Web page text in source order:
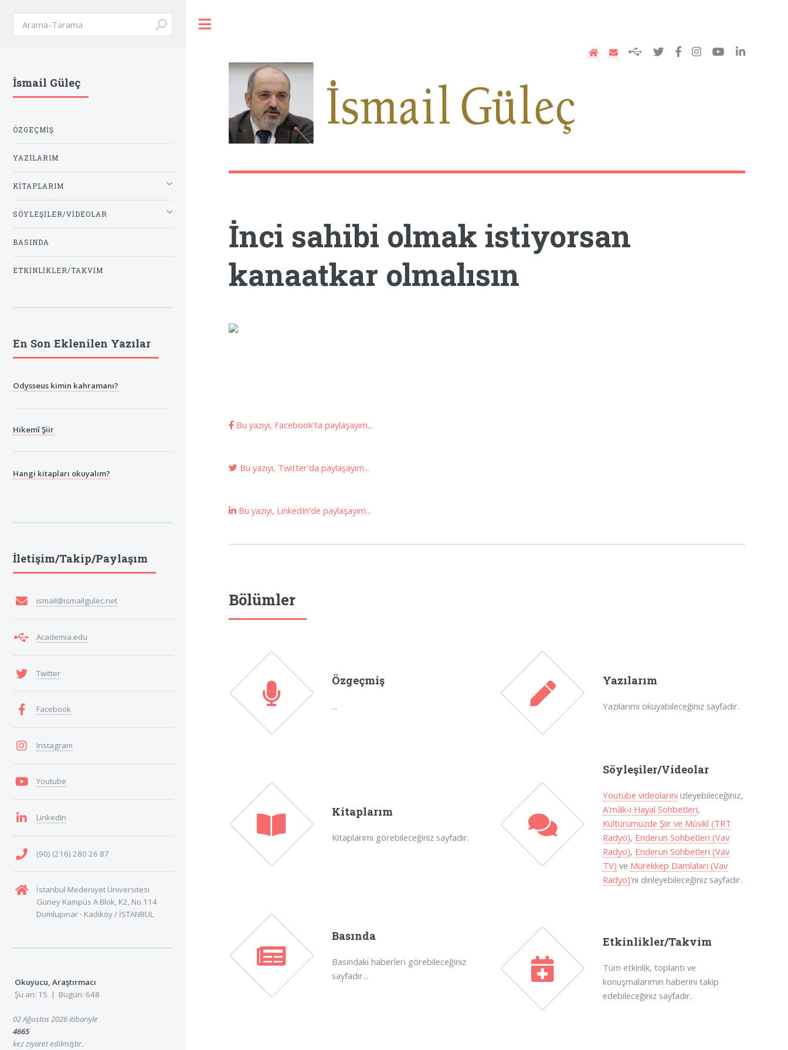
İnci sahibi olmak istiyorsan
kanaatkar olmalısın
Bu yazıyı, Facebook'ta paylaşayım...
Bu yazıyı, Twitter'da paylaşayım...
Bu yazıyı, LinkedIn'de paylaşayım...
Bölümler
Özgeçmiş
...
Yazılarım
Yazılarımı okuyabileceğiniz sayfadır.
Kitaplarım
Kitaplarımı görebileceğiniz sayfadır.
Söyleşiler/Videolar
Youtube videolarını izleyebileceğiniz,
A'mâk-ı Hayal Sohbetleri,
Kültürümüzde Şiir ve Mûsikî (TRT
Radyo), Enderun Sohbetleri (Vav
Radyo), Enderun Sohbetleri (Vav
TV) ve Mürekkep Damlaları (Vav
Radyo)'ni dinleyebileceğiniz sayfadır.
Basında
Basındaki haberleri görebileceğiniz
sayfadır...
Etkinlikler/Takvim
Tüm etkinlik, toplantı ve
konuşmalarımın haberini takip
edebileceğiniz sayfadır.
İsmail Güleç
ÖZGEÇMIŞ
YAZILARIM
KITAPLARIM
SÖYLEŞILER/VIDEOLAR
BASINDA
ETKINLIKLER/TAKVIM
En Son Eklenilen Yazılar
Odysseus kimin kahramanı?
Hikemî Şiir
Hangi kitapları okuyalım?
İletişim/Takip/Paylaşım
ismail@ismailgulec.net
Academia.edu
Twitter
Facebook
Instagram
Youtube
LinkedIn
(90) (216) 280 26 87
İstanbul Medeniyet Üniversitesi
Güney Kampüs A Blok, K2, No.114
Dumlupınar - Kadıköy / İSTANBUL
Okuyucu, Araştırmacı
Şu an: 15 | Bugün: 648
02 Ağustos 2026 itibariyle
4665
kez ziyaret edilmiştir.